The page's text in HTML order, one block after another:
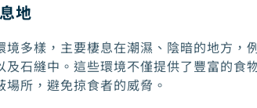
地
境多樣，主要棲息在潮濕、陰暗的地方，
及石縫中。這些環境不僅提供了豐富的食
所，避免掠食者的威脅。